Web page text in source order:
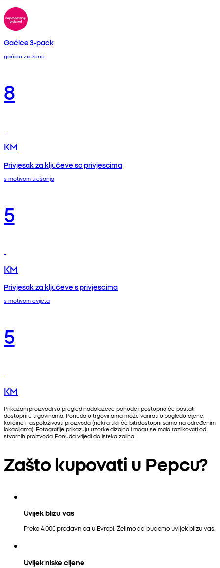
Gaćice 3-pack
gaćice za žene
8
KM
Privjesak za ključeve sa privjescima
s motivom trešanja
5
KM
Privjesak za ključeve s privjescima
s motivom cvijeta
5
KM
Prikazani proizvodi su pregled nadolazeće ponude i postupno će postati
dostupni u trgovinama. Ponuda u trgovinama može varirati u pogledu cijene,
količine i raspoloživosti proizvoda (neki artikli će biti dostupni samo na određenim
lokacijama). Fotografije prikazuju uzorke dizajna i mogu se malo razlikovati od
stvarnih proizvoda. Ponuda vrijedi do isteka zaliha.
Zašto kupovati u Pepcu?
Uvijek blizu vas
Preko 4.000 prodavnica u Evropi. Želimo da budemo uvijek blizu vas.
Uvijek niske cijene